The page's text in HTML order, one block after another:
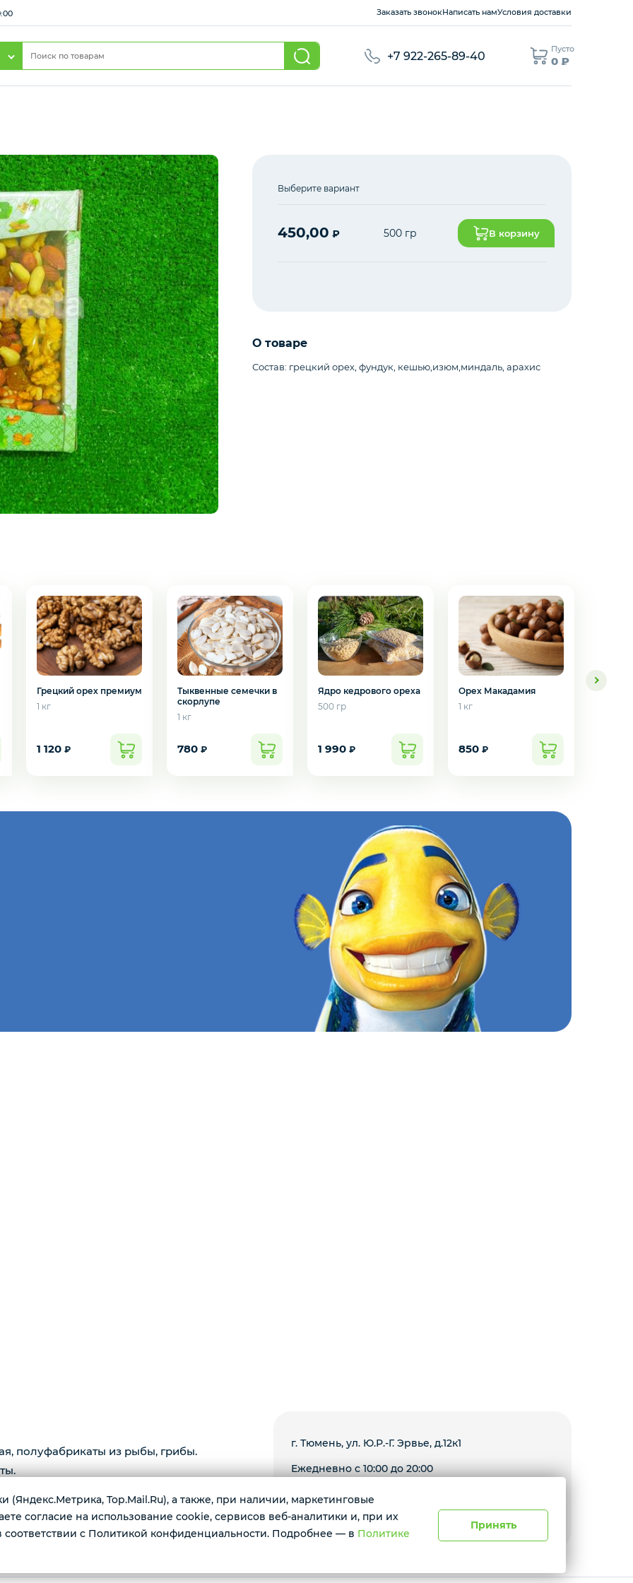
Заказать звонокНаписать намУсловия доставки
+7 922-265-89-40
Пусто
0 ₽
Выберите вариант
450,00 ₽ 500 гр В корзину
О товаре
Состав: грецкий орех, фундук, кешью,изюм,миндаль, арахис
Грецкий орех премиум
1 кг
1 120 ₽
Тыквенные семечки в
скорлупе
1 кг
780 ₽
Ядро кедрового ореха
500 гр
1 990 ₽
Орех Макадамия
1 кг
850 ₽
Фундук
полуфабрикаты из рыбы, грибы.
г. Тюмень, ул. Ю.Р.-Г. Эрвье, д.12к1
Ежедневно с 10:00 до 20:00
Top.Mail.Ru), а также, при наличии, маркетинговые
согласие на использование cookie, сервисов веб-аналитики и, при их
с Политикой конфиденциальности. Подробнее — в Политике
Принять
Да Нет